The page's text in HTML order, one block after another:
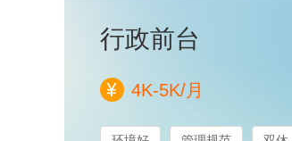
行政前台
4K-5K/月